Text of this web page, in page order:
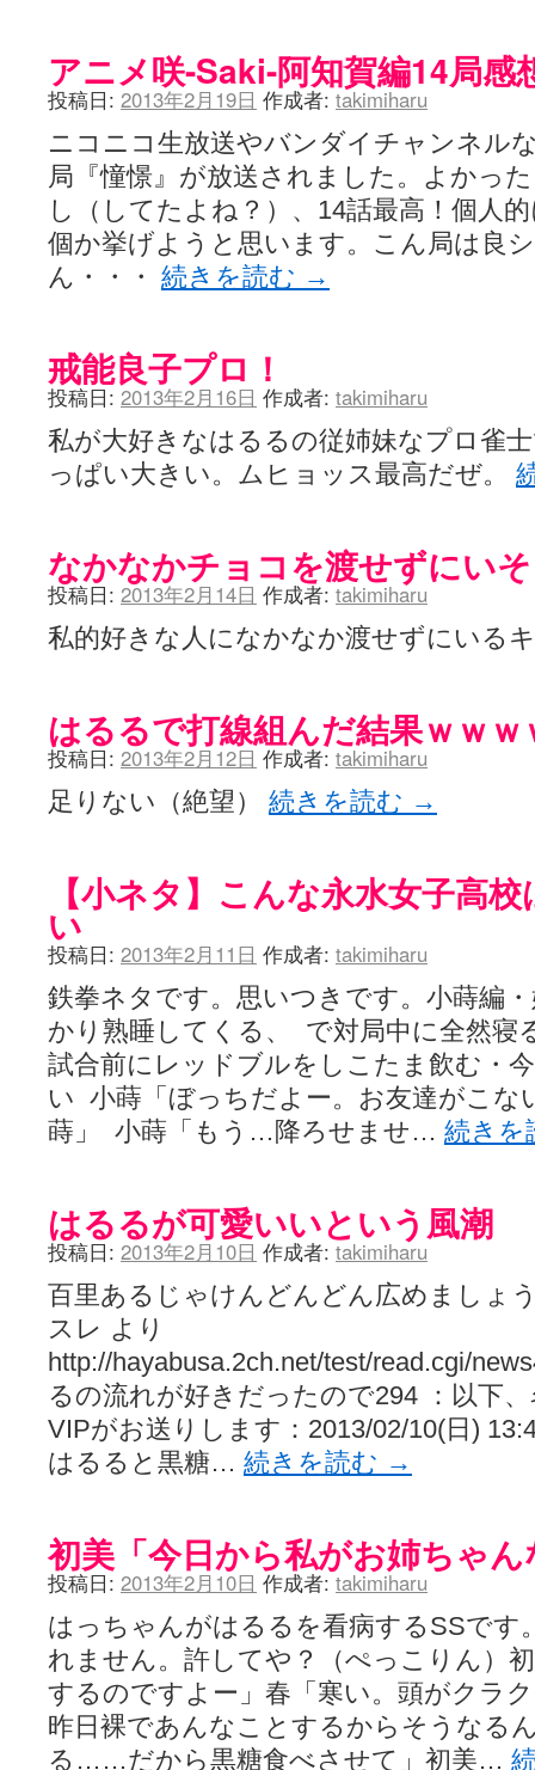
アニメ咲-Saki-阿知賀編14局感
投稿日: 2013年2月19日 作成者: takimiharu
ニコニコ生放送やバンダイチャンネル
局『憧憬』が放送されました。よかっ
し（してたよね？）、14話最高！個人
個か挙げようと思います。こん局は良
ん・・・ 続きを読む →
戒能良子プロ！
投稿日: 2013年2月16日 作成者: takimiharu
私が大好きなはるるの従姉妹なプロ雀
っぱい大きい。ムヒョッス最高だぜ。
なかなかチョコを渡せずにい
投稿日: 2013年2月14日 作成者: takimiharu
私的好きな人になかなか渡せずにいる
はるるで打線組んだ結果ｗｗｗ
投稿日: 2013年2月12日 作成者: takimiharu
足りない（絶望） 続きを読む →
【小ネタ】こんな永水女子高
い
投稿日: 2013年2月11日 作成者: takimiharu
鉄拳ネタです。思いつきです。小蒔編
かり熟睡してくる、 で対局中に全然寝
試合前にレッドブルをしこたま飲む・
い 小蒔「ぼっちだよー。お友達がこな
蒔」 小蒔「もう…降ろせませ… 続き
はるるが可愛いいという風潮
投稿日: 2013年2月10日 作成者: takimiharu
百里あるじゃけんどんどん広めましょ
スレ より
http://hayabusa.2ch.net/test/read.cgi/
るの流れが好きだったので294 ：以下
VIPがお送りします：2013/02/10(日)
はるると黒糖… 続きを読む →
初美「今日から私がお姉ちゃ
投稿日: 2013年2月10日 作成者: takimiharu
はっちゃんがはるるを看病するSSです
れません。許してや？（ぺっこりん）
するのですよー」春「寒い。頭がクラ
昨日裸であんなことするからそうなる
る……だから黒糖食べさせて」初美…